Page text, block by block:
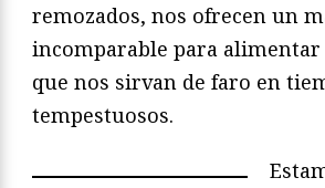
remozados, nos ofrecen un
incomparable para alimentar
que nos sirvan de faro en
tempestuosos.